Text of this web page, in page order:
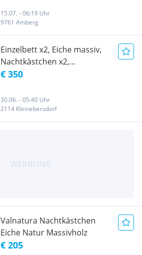
15.07. - 06:19 Uhr
9761 Amberg
Einzelbett x2, Eiche massiv,
Nachtkästchen x2,
Stauraumlade x2
€ 350
30.06. - 05:40 Uhr
2114 Kleinebersdorf
Valnatura Nachtkästchen
Eiche Natur Massivholz
€ 205